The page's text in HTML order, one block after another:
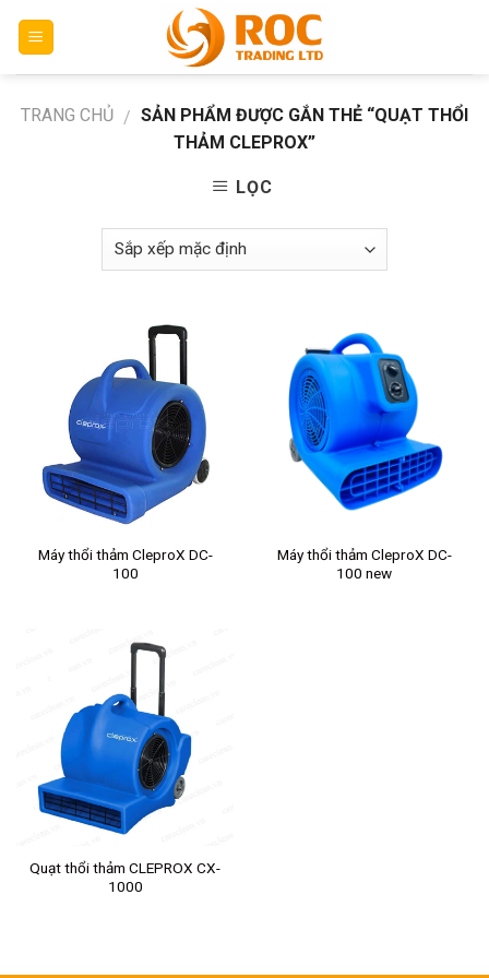
TRANG CHỦ / SẢN PHẨM ĐƯỢC GẮN THẺ “QUẠT THỔI
THẢM CLEPROX”
LỌC
Máy thổi thảm CleproX DC-
100
Máy thổi thảm CleproX DC-
100 new
Quạt thổi thảm CLEPROX CX-
1000